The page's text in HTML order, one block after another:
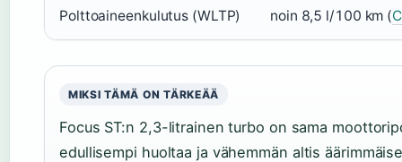
Polttoaineenkulutus (WLTP) noin 8,5 l/100 km (
MIKSI TÄMÄ ON TÄRKEÄÄ
Focus ST:n 2,3-litrainen turbo on sama
edullisempi huoltaa ja vähemmän altis